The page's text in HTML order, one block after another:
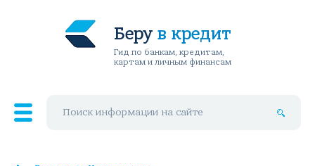
Беру в кредит
Гид по банкам, кредитам,
картам и личным финансам